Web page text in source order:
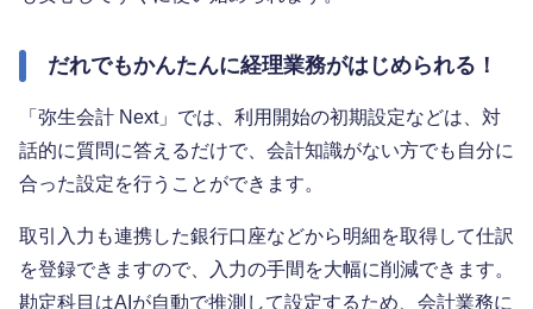
だれでもかんたんに経理業務がはじめられる！
「弥生会計 Next」では、利用開始の初期設定などは、対
話的に質問に答えるだけで、会計知識がない方でも自分に
合った設定を行うことができます。
取引入力も連携した銀行口座などから明細を取得して仕訳
を登録できますので、入力の手間を大幅に削減できます。
勘定科目はAIが自動で推測して設定するため、会計業務に